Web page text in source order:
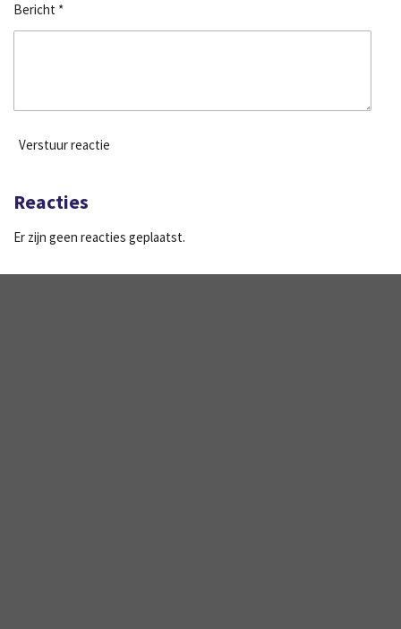
Bericht *
Verstuur reactie
Reacties
Er zijn geen reacties geplaatst.